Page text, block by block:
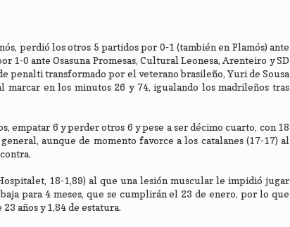
perdió los otros 5 partidos por 0-1 (también en Plamós) ante
1-0 ante Osasuna Promesas, Cultural Leonesa, Arenteiro y SD
penalti transformado por el veterano brasileño, Yuri de Sousa
en los minutos 26 y 74, igualando los madrileños tras
empatar 6 y perder otros 6 y pese a ser décimo cuarto, con 18
aunque de momento favorce a los catalanes (17-17) al
contra.
18-1,89) al que una lesión muscular le impidió jugar
para 4 meses, que se cumplirán el 23 de enero, por lo que
años y 1,84 de estatura.